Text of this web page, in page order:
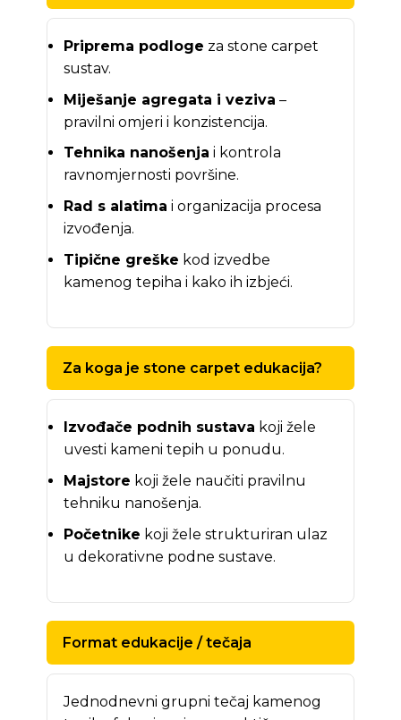
Priprema podloge za stone carpet
sustav.
Miješanje agregata i veziva –
pravilni omjeri i konzistencija.
Tehnika nanošenja i kontrola
ravnomjernosti površine.
Rad s alatima i organizacija procesa
izvođenja.
Tipične greške kod izvedbe
kamenog tepiha i kako ih izbjeći.
Za koga je stone carpet edukacija?
Izvođače podnih sustava koji žele
uvesti kameni tepih u ponudu.
Majstore koji žele naučiti pravilnu
tehniku nanošenja.
Početnike koji žele strukturiran ulaz
u dekorativne podne sustave.
Format edukacije / tečaja
Jednodnevni grupni tečaj kamenog